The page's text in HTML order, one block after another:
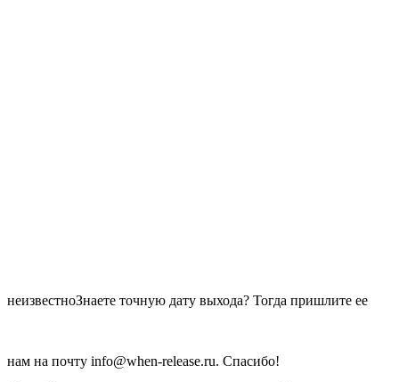
неизвестноЗнаете точную дату выхода? Тогда пришлите ее
нам на почту info@when-release.ru. Спасибо!